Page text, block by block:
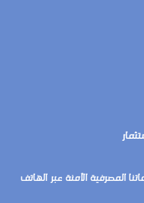
المصرفية الآمنة عبر الهاتف